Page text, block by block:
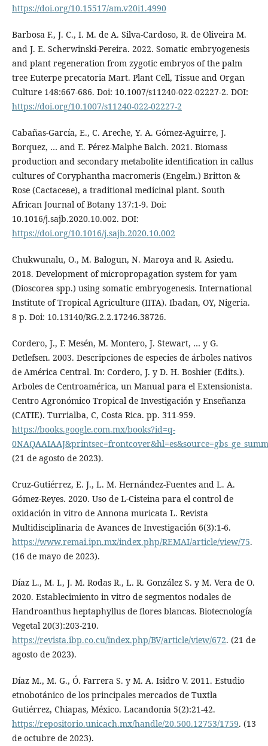
https://doi.org/10.15517/am.v20i1.4990
Barbosa F., J. C., I. M. de A. Silva-Cardoso, R. de Oliveira M.
and J. E. Scherwinski-Pereira. 2022. Somatic embryogenesis
and plant regeneration from zygotic embryos of the palm
tree Euterpe precatoria Mart. Plant Cell, Tissue and Organ
Culture 148:667-686. Doi: 10.1007/s11240-022-02227-2. DOI:
https://doi.org/10.1007/s11240-022-02227-2
Cabañas-García, E., C. Areche, Y. A. Gómez-Aguirre, J.
Borquez, … and E. Pérez-Malphe Balch. 2021. Biomass
production and secondary metabolite identification in callus
cultures of Coryphantha macromeris (Engelm.) Britton &
Rose (Cactaceae), a traditional medicinal plant. South
African Journal of Botany 137:1-9. Doi:
10.1016/j.sajb.2020.10.002. DOI:
https://doi.org/10.1016/j.sajb.2020.10.002
Chukwunalu, O., M. Balogun, N. Maroya and R. Asiedu.
2018. Development of micropropagation system for yam
(Dioscorea spp.) using somatic embryogenesis. International
Institute of Tropical Agriculture (IITA). Ibadan, OY, Nigeria.
8 p. Doi: 10.13140/RG.2.2.17246.38726.
Cordero, J., F. Mesén, M. Montero, J. Stewart, … y G.
Detlefsen. 2003. Descripciones de especies de árboles nativos
de América Central. In: Cordero, J. y D. H. Boshier (Edits.).
Arboles de Centroamérica, un Manual para el Extensionista.
Centro Agronómico Tropical de Investigación y Enseñanza
(CATIE). Turrialba, C, Costa Rica. pp. 311-959.
https://books.google.com.mx/books?id=q-
(21 de agosto de 2023).
Cruz-Gutiérrez, E. J., L. M. Hernández-Fuentes and L. A.
Gómez-Reyes. 2020. Uso de L-Cisteina para el control de
oxidación in vitro de Annona muricata L. Revista
Multidisciplinaria de Avances de Investigación 6(3):1-6.
https://www.remai.ipn.mx/index.php/REMAI/article/view/75.
(16 de mayo de 2023).
Díaz L., M. I., J. M. Rodas R., L. R. González S. y M. Vera de O.
2020. Establecimiento in vitro de segmentos nodales de
Handroanthus heptaphyllus de flores blancas. Biotecnología
Vegetal 20(3):203-210.
https://revista.ibp.co.cu/index.php/BV/article/view/672. (21 de
agosto de 2023).
Díaz M., M. G., Ó. Farrera S. y M. A. Isidro V. 2011. Estudio
etnobotánico de los principales mercados de Tuxtla
Gutiérrez, Chiapas, México. Lacandonia 5(2):21-42.
https://repositorio.unicach.mx/handle/20.500.12753/1759. (13
de octubre de 2023).